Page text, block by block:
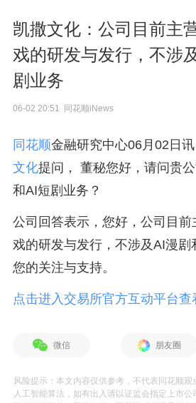
凯撒文化：公司目前主
戏的研发与发行，不涉
剧业务
06-02 20:51 同花顺iNews
同花顺金融研究中心06月02日
文化提问， 董秘您好，请问贵
和AI短剧业务？
公司回答表示，您好，公司目
戏的研发与发行，不涉及AI漫剧
您的关注与支持。
点击进入交易所官方互动平台查
微信 朋友圈
风险提示：本文内容仅供参考，不代表同花顺
人工智能算法，如有出入请以证监会指定上市